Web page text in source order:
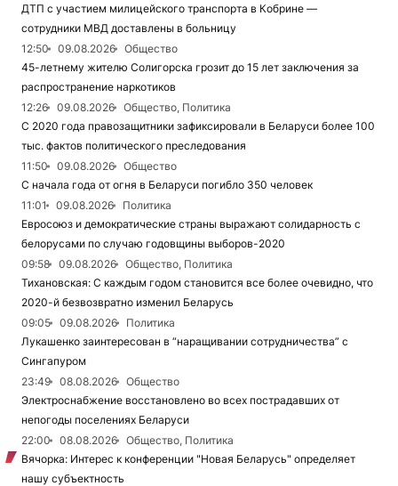
ДТП с участием милицейского транспорта в Кобрине —
сотрудники МВД доставлены в больницу
12:50
09.08.2026
Общество
45-летнему жителю Солигорска грозит до 15 лет заключения за
распространение наркотиков
12:26
09.08.2026
Общество, Политика
С 2020 года правозащитники зафиксировали в Беларуси более 100
тыс. фактов политического преследования
11:50
09.08.2026
Общество
С начала года от огня в Беларуси погибло 350 человек
11:01
09.08.2026
Политика
Евросоюз и демократические страны выражают солидарность с
белорусами по случаю годовщины выборов-2020
09:58
09.08.2026
Общество, Политика
Тихановская: С каждым годом становится все более очевидно, что
2020-й безвозвратно изменил Беларусь
09:05
09.08.2026
Политика
Лукашенко заинтересован в “наращивании сотрудничества” с
Сингапуром
23:49
08.08.2026
Общество
Электроснабжение восстановлено во всех пострадавших от
непогоды поселениях Беларуси
22:00
08.08.2026
Общество, Политика
Вячорка: Интерес к конференции "Новая Беларусь" определяет
нашу субъектность